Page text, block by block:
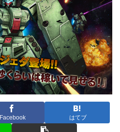
Facebook はてブ